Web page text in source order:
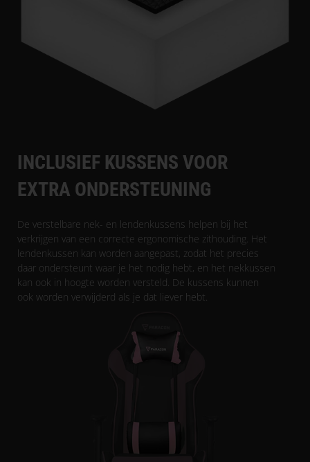
INCLUSIEF KUSSENS VOOR
EXTRA ONDERSTEUNING
De verstelbare nek- en lendenkussens helpen bij het
verkrijgen van een correcte ergonomische zithouding. Het
lendenkussen kan worden aangepast, zodat het precies
daar ondersteunt waar je het nodig hebt, en het nekkussen
kan ook in hoogte worden versteld. De kussens kunnen
ook worden verwijderd als je dat liever hebt.